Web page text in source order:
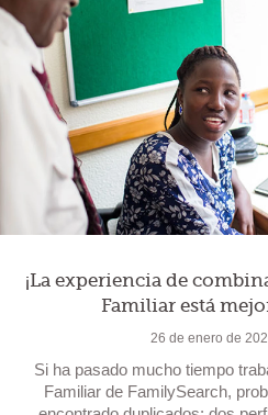
¡La experiencia de
Familiar está
26 de enero de
Si ha pasado mucho tiempo
Familiar de FamilySearch,